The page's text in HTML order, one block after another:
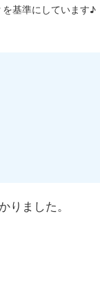
基準にしています♪
りました。